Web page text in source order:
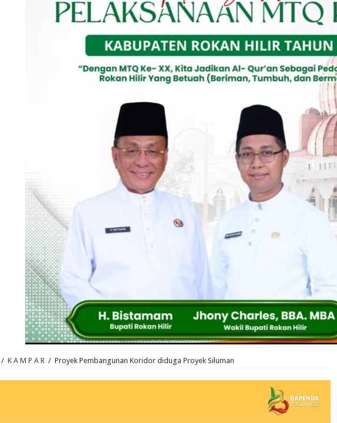
/ K A M P A R / Proyek Pembangunan Koridor diduga Proyek Siluman